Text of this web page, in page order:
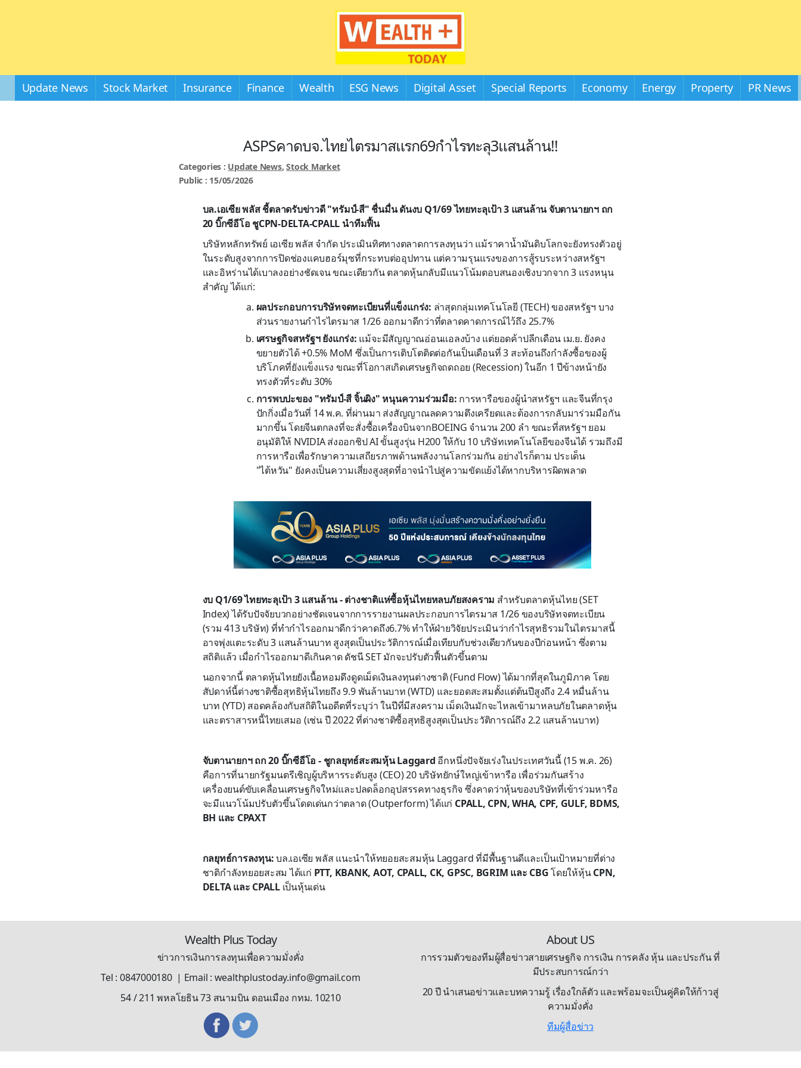
Update News Stock Market Insurance Finance Wealth ESG News Digital Asset Special Reports Economy Energy Property PR News
ASPSคาดบจ.ไทยไตรมาสแรก69กำไรทะลุ3แสนล้าน!!
Categories : Update News,Stock Market
Public : 15/05/2026
บล.เอเซีย พลัส ชี้ตลาดรับข่าวดี "ทรัมป์-สี" ชื่นมื่น ดันงบ Q1/69 ไทยทะลุเป้า 3 แสนล้าน จับตานายกฯ ถก
20 บิ๊กซีอีโอ ชูCPN-DELTA-CPALL นำทีมฟื้น
บริษัทหลักทรัพย์ เอเซีย พลัส จำกัด ประเมินทิศทางตลาดการลงทุนว่า แม้ราคาน้ำมันดิบโลกจะยังทรงตัวอยู่
ในระดับสูงจากการปิดช่องแคบฮอร์มุซที่กระทบต่ออุปทาน แต่ความรุนแรงของการสู้รบระหว่างสหรัฐฯ
และอิหร่านได้เบาลงอย่างชัดเจน ขณะเดียวกัน ตลาดหุ้นกลับมีแนวโน้มตอบสนองเชิงบวกจาก 3 แรงหนุน
สำคัญ ได้แก่:
ผลประกอบการบริษัทจดทะเบียนที่แข็งแกร่ง: ล่าสุดกลุ่มเทคโนโลยี (TECH) ของสหรัฐฯ บาง
ส่วนรายงานกำไรไตรมาส 1/26 ออกมาดีกว่าที่ตลาดคาดการณ์ไว้ถึง 25.7%
เศรษฐกิจสหรัฐฯ ยังแกร่ง: แม้จะมีสัญญาณอ่อนแอลงบ้าง แต่ยอดค้าปลีกเดือน เม.ย. ยังคง
ขยายตัวได้ +0.5% MoM ซึ่งเป็นการเติบโตติดต่อกันเป็นเดือนที่ 3 สะท้อนถึงกำลังซื้อของผู้
บริโภคที่ยังแข็งแรง ขณะที่โอกาสเกิดเศรษฐกิจถดถอย (Recession) ในอีก 1 ปีข้างหน้ายัง
ทรงตัวที่ระดับ 30%
การพบปะของ "ทรัมป์-สี จิ้นผิง" หนุนความร่วมมือ: การหารือของผู้นำสหรัฐฯ และจีนที่กรุง
ปักกิ่งเมื่อวันที่ 14 พ.ค. ที่ผ่านมา ส่งสัญญาณลดความตึงเครียดและต้องการกลับมาร่วมมือกัน
มากขึ้น โดยจีนตกลงที่จะสั่งซื้อเครื่องบินจากBOEING จำนวน 200 ลำ ขณะที่สหรัฐฯ ยอม
อนุมัติให้ NVIDIA ส่งออกชิป AI ขั้นสูงรุ่น H200 ให้กับ 10 บริษัทเทคโนโลยีของจีนได้ รวมถึงมี
การหารือเพื่อรักษาความเสถียรภาพด้านพลังงานโลกร่วมกัน อย่างไรก็ตาม ประเด็น
"ไต้หวัน" ยังคงเป็นความเสี่ยงสูงสุดที่อาจนำไปสู่ความขัดแย้งได้หากบริหารผิดพลาด
งบ Q1/69 ไทยทะลุเป้า 3 แสนล้าน - ต่างชาติแห่ซื้อหุ้นไทยหลบภัยสงคราม สำหรับตลาดหุ้นไทย (SET
Index) ได้รับปัจจัยบวกอย่างชัดเจนจากการรายงานผลประกอบการไตรมาส 1/26 ของบริษัทจดทะเบียน
(รวม 413 บริษัท) ที่ทำกำไรออกมาดีกว่าคาดถึง6.7% ทำให้ฝ่ายวิจัยประเมินว่ากำไรสุทธิรวมในไตรมาสนี้
อาจพุ่งแตะระดับ 3 แสนล้านบาท สูงสุดเป็นประวัติการณ์เมื่อเทียบกับช่วงเดียวกันของปีก่อนหน้า ซึ่งตาม
สถิติแล้ว เมื่อกำไรออกมาดีเกินคาด ดัชนี SET มักจะปรับตัวฟื้นตัวขึ้นตาม
นอกจากนี้ ตลาดหุ้นไทยยังเนื้อหอมดึงดูดเม็ดเงินลงทุนต่างชาติ (Fund Flow) ได้มากที่สุดในภูมิภาค โดย
สัปดาห์นี้ต่างชาติซื้อสุทธิหุ้นไทยถึง 9.9 พันล้านบาท (WTD) และยอดสะสมตั้งแต่ต้นปีสูงถึง 2.4 หมื่นล้าน
บาท (YTD) สอดคล้องกับสถิติในอดีตที่ระบุว่า ในปีที่มีสงคราม เม็ดเงินมักจะไหลเข้ามาหลบภัยในตลาดหุ้น
และตราสารหนี้ไทยเสมอ (เช่น ปี 2022 ที่ต่างชาติซื้อสุทธิสูงสุดเป็นประวัติการณ์ถึง 2.2 แสนล้านบาท)
จับตานายกฯ ถก20 บิ๊กซีอีโอ - ชูกลยุทธ์สะสมหุ้น Laggard อีกหนึ่งปัจจัยเร่งในประเทศวันนี้ (15 พ.ค. 26)
คือการที่นายกรัฐมนตรีเชิญผู้บริหารระดับสูง (CEO) 20 บริษัทยักษ์ใหญ่เข้าหารือ เพื่อร่วมกันสร้าง
เครื่องยนต์ขับเคลื่อนเศรษฐกิจใหม่และปลดล็อกอุปสรรคทางธุรกิจ ซึ่งคาดว่าหุ้นของบริษัทที่เข้าร่วมหารือ
จะมีแนวโน้มปรับตัวขึ้นโดดเด่นกว่าตลาด (Outperform) ได้แก่ CPALL, CPN, WHA, CPF, GULF, BDMS,
BH และ CPAXT
กลยุทธ์การลงทุน:บล.เอเซีย พลัส แนะนำให้ทยอยสะสมหุ้น Laggard ที่มีพื้นฐานดีและเป็นเป้าหมายที่ต่าง
ชาติกำลังทยอยสะสม ได้แก่ PTT, KBANK, AOT, CPALL, CK, GPSC, BGRIM และ CBGโดยให้หุ้นCPN,
DELTA และ CPALLเป็นหุ้นเด่น
Wealth Plus Today
ข่าวการเงินการลงทุนเพื่อความมั่งคั่ง
Tel : 0847000180 | Email : wealthplustoday.info@gmail.com
54 / 211 พหลโยธิน 73 สนามบิน ดอนเมือง กทม. 10210
About US
การรวมตัวของทีมผู้สื่อข่าวสายเศรษฐกิจ การเงิน การคลัง หุ้น และประกัน ที่
มีประสบการณ์กว่า
20 ปี นำเสนอข่าวและบทความรู้ เรื่องใกล้ตัว และพร้อมจะเป็นคู่คิดให้ก้าวสู่
ความมั่งคั่ง
ทีมผู้สื่อข่าว